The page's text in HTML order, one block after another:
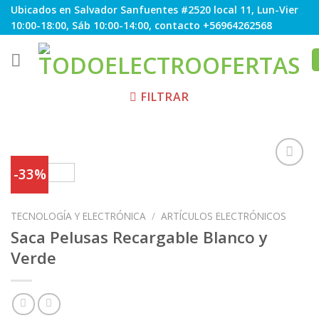
Skip
to
content
Ubicados en Salvador Sanfuentes #2520 local 11, Lun-Vier
10:00-18:00, Sáb 10:00-14:00, contacto +56964262568
FILTRAR
-33%
a
TECNOLOGÍA Y ELECTRÓNICA / ARTÍCULOS ELECTRÓNICOS
Saca Pelusas Recargable Blanco y
Verde